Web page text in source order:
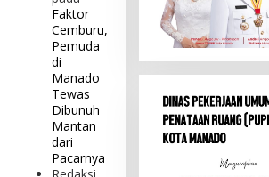
Faktor
Cemburu,
Pemuda
di
Manado
Tewas
Dibunuh
Mantan
dari
Pacarnya